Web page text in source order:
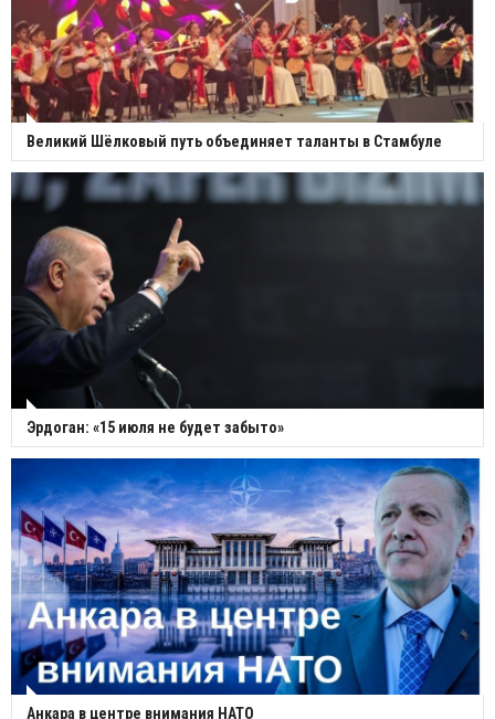
Великий Шёлковый путь объединяет таланты в Стамбуле
Эрдоган: «15 июля не будет забыто»
Анкара в центре внимания НАТО